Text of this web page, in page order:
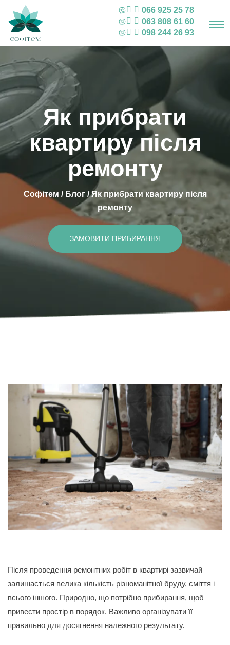
098 244 26 93
063 808 61 60
066 925 25 78
Як прибрати
квартиру після
ремонту
Софітем / Блог/Як прибрати квартиру після
ремонту
ЗАМОВИТИ ПРИБИРАННЯ
Після проведення ремонтних робіт в квартирі зазвичай
залишається велика кількість різноманітної бруду, сміття і
всього іншого. Природно, що потрібно прибирання, щоб
привести простір в порядок. Важливо організувати її
правильно для досягнення належного результату.